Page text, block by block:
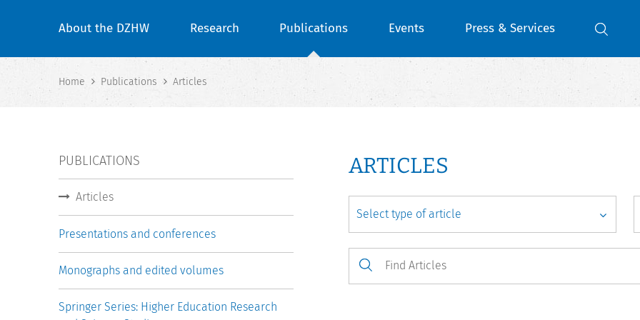
About the DZHW Research Publications Events Press & Services
Home Publications Articles
ARTICLES
PUBLICATIONS
Articles
Presentations and conferences
Monographs and edited volumes
Springer Series: Higher Education Research